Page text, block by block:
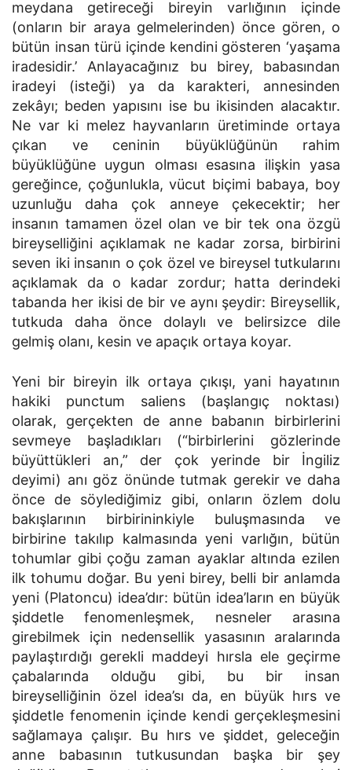
meydana getireceği bireyin varlığının içinde
(onların bir araya gelmelerinden) önce gören, o
bütün insan türü içinde kendini gösteren ‘yaşama
iradesidir.’ Anlayacağınız bu birey, babasından
iradeyi (isteği) ya da karakteri, annesinden
zekâyı; beden yapısını ise bu ikisinden alacaktır.
Ne var ki melez hayvanların üretiminde ortaya
çıkan ve ceninin büyüklüğünün rahim
büyüklüğüne uygun olması esasına ilişkin yasa
gereğince, çoğunlukla, vücut biçimi babaya, boy
uzunluğu daha çok anneye çekecektir; her
insanın tamamen özel olan ve bir tek ona özgü
bireyselliğini açıklamak ne kadar zorsa, birbirini
seven iki insanın o çok özel ve bireysel tutkularını
açıklamak da o kadar zordur; hatta derindeki
tabanda her ikisi de bir ve aynı şeydir: Bireysellik,
tutkuda daha önce dolaylı ve belirsizce dile
gelmiş olanı, kesin ve apaçık ortaya koyar.
Yeni bir bireyin ilk ortaya çıkışı, yani hayatının
hakiki punctum saliens (başlangıç noktası)
olarak, gerçekten de anne babanın birbirlerini
sevmeye başladıkları (“birbirlerini gözlerinde
büyüttükleri an,” der çok yerinde bir İngiliz
deyimi) anı göz önünde tutmak gerekir ve daha
önce de söylediğimiz gibi, onların özlem dolu
bakışlarının birbirininkiyle buluşmasında ve
birbirine takılıp kalmasında yeni varlığın, bütün
tohumlar gibi çoğu zaman ayaklar altında ezilen
ilk tohumu doğar. Bu yeni birey, belli bir anlamda
yeni (Platoncu) idea’dır: bütün idea’ların en büyük
şiddetle fenomenleşmek, nesneler arasına
girebilmek için nedensellik yasasının aralarında
paylaştırdığı gerekli maddeyi hırsla ele geçirme
çabalarında olduğu gibi, bu bir insan
bireyselliğinin özel idea’sı da, en büyük hırs ve
şiddetle fenomenin içinde kendi gerçekleşmesini
sağlamaya çalışır. Bu hırs ve şiddet, geleceğin
anne babasının tutkusundan başka bir şey